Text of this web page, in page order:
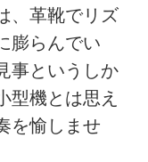
、革靴でリズ
膨らんでい
事というしか
型機とは思え
を愉しませ